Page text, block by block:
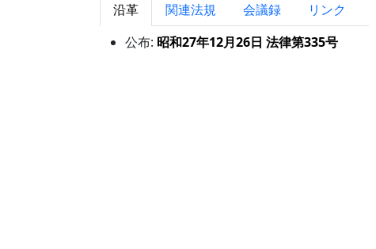
沿革 関連法規 会議録
リンク
公布: 昭和27年12月26日 法律第335号